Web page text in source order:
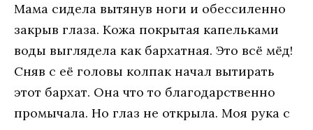
Мама сидела вытянув ноги и обессиленно
закрыв глаза. Кожа покрытая капельками
воды выглядела как бархатная. Это всё мёд!
Сняв с её головы колпак начал вытирать
этот бархат. Она что то благодарственно
промычала. Но глаз не открыла. Моя рука с